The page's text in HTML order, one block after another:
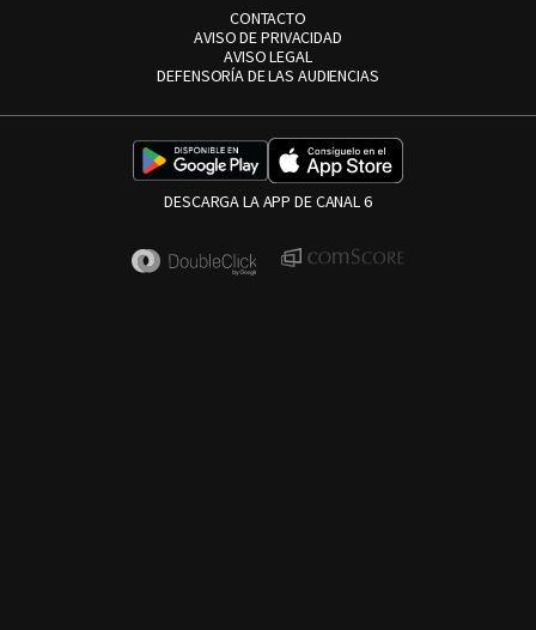
CONTACTO
AVISO DE PRIVACIDAD
AVISO LEGAL
DEFENSORÍA DE LAS AUDIENCIAS
DESCARGA LA APP DE CANAL 6